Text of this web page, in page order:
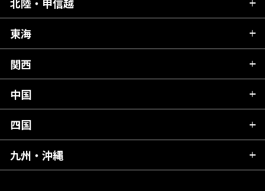
秋田県
岩手県
宮城県
福島県
茨城県
栃木県
群馬県
千葉県
東京都
神奈川県
新潟県
富山県
石川県
山梨県
長野県
東海
岐阜県
静岡県
愛知県
関西
滋賀県
京都府
大阪府
中国
広島県
岡山県
四国
愛媛県
九州・沖縄